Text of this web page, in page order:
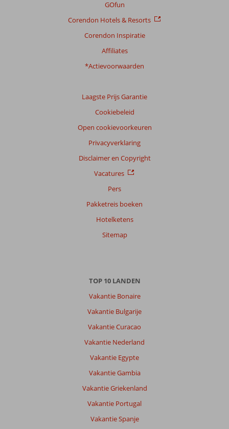
GOfun
Corendon Hotels & Resorts
Corendon Inspiratie
Affiliates
*Actievoorwaarden
Laagste Prijs Garantie
Cookiebeleid
Open cookievoorkeuren
Privacyverklaring
Disclaimer en Copyright
Vacatures
Pers
Pakketreis boeken
Hotelketens
Sitemap
TOP 10 LANDEN
Vakantie Bonaire
Vakantie Bulgarije
Vakantie Curacao
Vakantie Nederland
Vakantie Egypte
Vakantie Gambia
Vakantie Griekenland
Vakantie Portugal
Vakantie Spanje